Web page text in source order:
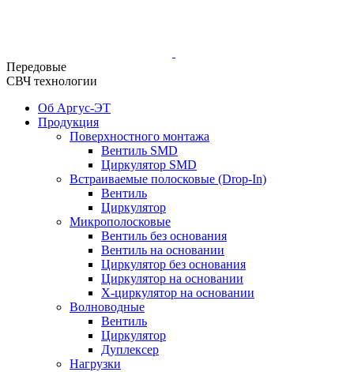
Передовые
СВЧ технологии
Об Аргус-ЭТ
Продукция
Поверхностного монтажа
Вентиль SMD
Циркулятор SMD
Встраиваемые полосковые (Drop-In)
Вентиль
Циркулятор
Микрополосковые
Вентиль без основания
Вентиль на основании
Циркулятор без основания
Циркулятор на основании
Х-циркулятор на основании
Волноводные
Вентиль
Циркулятор
Дуплексер
Нагрузки